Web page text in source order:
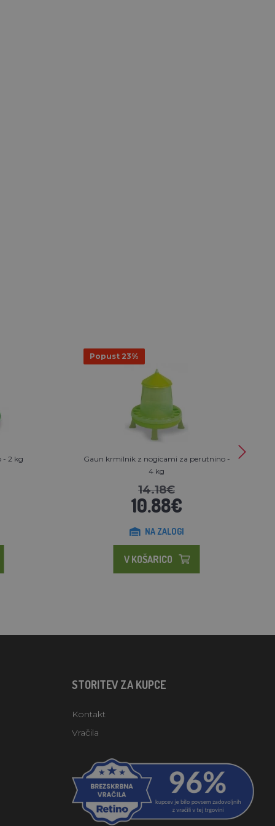
- 2 kg
Popust 23%
Gaun krmilnik z nogicami za perutnino -
4 kg
14.18€
10.88€
NA ZALOGI
V KOŠARICO
STORITEV ZA KUPCE
Kontakt
Vračila